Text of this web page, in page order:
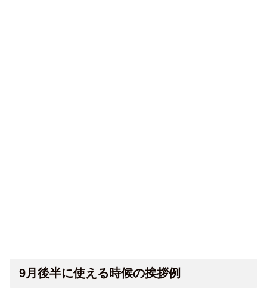
9月後半に使える時候の挨拶例